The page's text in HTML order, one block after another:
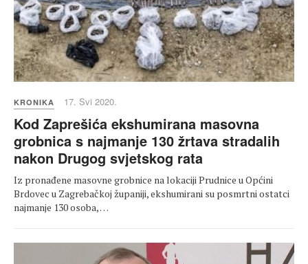
KRONIKA 17. Svi 2020.
Kod Zaprešića ekshumirana masovna
grobnica s najmanje 130 žrtava stradalih
nakon Drugog svjetskog rata
Iz pronađene masovne grobnice na lokaciji Prudnice u Općini
Brdovec u Zagrebačkoj županiji, ekshumirani su posmrtni ostatci
najmanje 130 osoba, …